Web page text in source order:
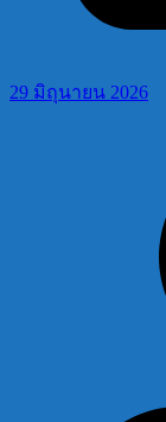
29 มิถุนายน 2026